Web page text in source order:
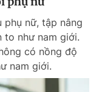
phụ nữ, tập nâng
to như nam giới.
có nồng độ
nam giới.